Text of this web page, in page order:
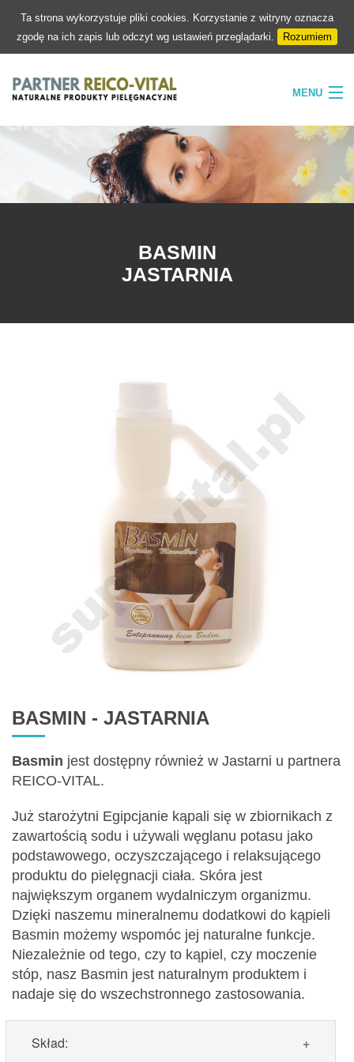
Ta strona wykorzystuje pliki cookies. Korzystanie z witryny oznacza
zgodę na ich zapis lub odczyt wg ustawień przeglądarki.
Rozumiem
MENU
NATURA
BASMIN
JASTARNIA
BASMIN - JASTARNIA
Basmin jest dostępny również w Jastarni u partnera
REICO-VITAL.
Już starożytni Egipcjanie kąpali się w zbiornikach z
zawartością sodu i używali węglanu potasu jako
podstawowego, oczyszczającego i relaksującego
produktu do pielęgnacji ciała. Skóra jest
największym organem wydalniczym organizmu.
Dzięki naszemu mineralnemu dodatkowi do kąpieli
Basmin możemy wspomóc jej naturalne funkcje.
Niezależnie od tego, czy to kąpiel, czy moczenie
stóp, nasz Basmin jest naturalnym produktem i
nadaje się do wszechstronnego zastosowania.
Skład: